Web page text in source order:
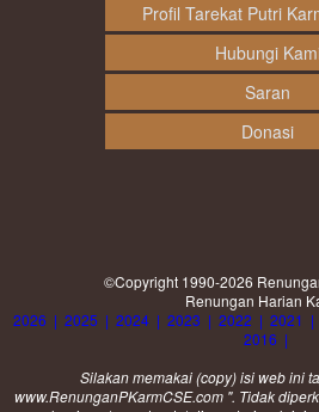
Profil Tarekat Putri
Hubungi
Saran
Donasi
©Copyright 1990-2026
Renungan Harian
2026 | 2025 | 2024 | 2023 | 2022 | 2021 |
2016 |
Silakan memakai (copy) isi web ini
www.RenunganPKarmCSE.com ". Tidak